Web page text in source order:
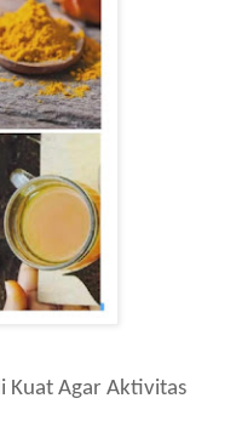
Kuat Agar Aktivitas